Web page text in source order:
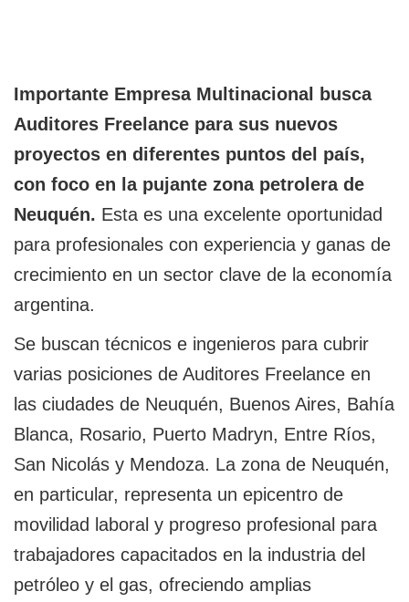
Importante Empresa Multinacional busca
Auditores Freelance para sus nuevos
proyectos en diferentes puntos del país,
con foco en la pujante zona petrolera de
Neuquén. Esta es una excelente oportunidad
para profesionales con experiencia y ganas de
crecimiento en un sector clave de la economía
argentina.
Se buscan técnicos e ingenieros para cubrir
varias posiciones de Auditores Freelance en
las ciudades de Neuquén, Buenos Aires, Bahía
Blanca, Rosario, Puerto Madryn, Entre Ríos,
San Nicolás y Mendoza. La zona de Neuquén,
en particular, representa un epicentro de
movilidad laboral y progreso profesional para
trabajadores capacitados en la industria del
petróleo y el gas, ofreciendo amplias